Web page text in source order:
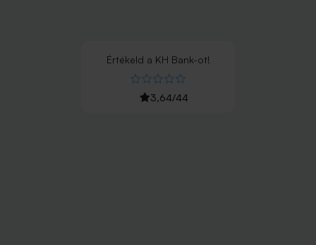
Értékeld a KH Bank-ot!
3,64/44